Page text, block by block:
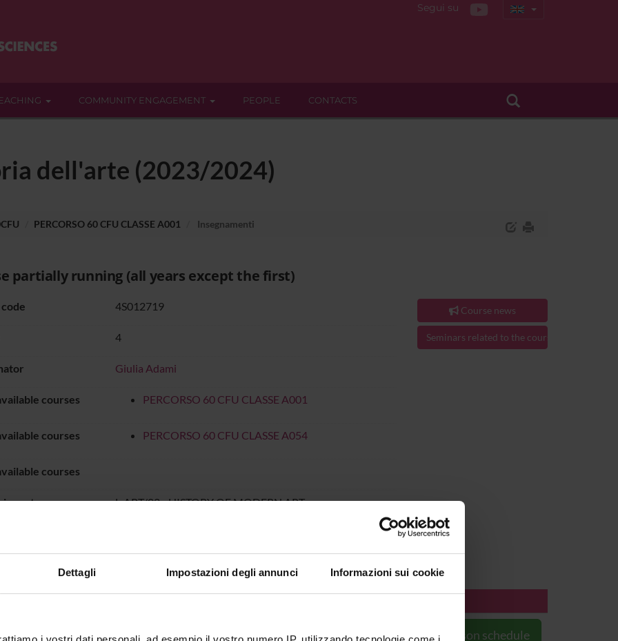
Dettagli Impostazioni degli annunci Informazioni sui cookie
Segui su
COMMUNITY ENGAGEMENT PEOPLE CONTACTS
dell'arte (2023/2024)
PERCORSO 60 CFU CLASSE A001 Insegnamenti
partially running (all years except the first)
4S012719
4
Giulia Adami
courses PERCORSO 60 CFU CLASSE A001
courses PERCORSO 60 CFU CLASSE A054
courses
sector L-ART/02 - HISTORY OF MODERN ART
Course news
Seminars related to the course
IS ORGANISED AS FOLLOWS:
Go to lesson schedule